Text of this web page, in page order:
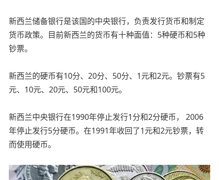
新西兰储备银行是该国的中央银行，负责发行货币和制定
货币政策。目前新西兰的货币有十种面值：5种硬币和5种
钞票。
新西兰的硬币有10分、20分、50分、1元和2元。钞票有5
元、10元、20元、50元和100元。
新西兰中央银行在1990年停止发行1分和2分硬币， 2006
年停止发行5分硬币。在1991年收回了1元和2元钞票，转
而使用硬币。